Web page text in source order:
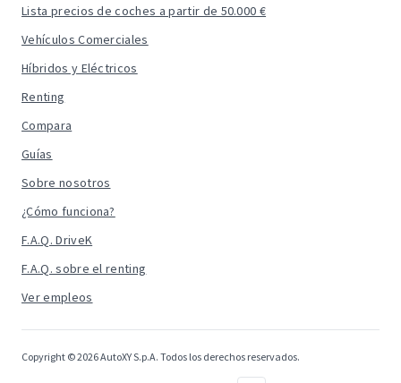
Lista precios de coches a partir de 50.000 €
Vehículos Comerciales
Híbridos y Eléctricos
Renting
Compara
Guías
Sobre nosotros
¿Cómo funciona?
F.A.Q. DriveK
F.A.Q. sobre el renting
Ver empleos
Copyright © 2026 AutoXY S.p.A. Todos los derechos reservados.